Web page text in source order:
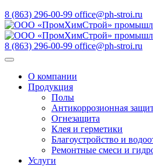
8 (863) 296-00-99 office@ph-stroi.ru
8 (863) 296-00-99 office@ph-stroi.ru
О компании
Продукция
Полы
Антикоррозионная
Огнезащита
Клея и герметики
Благоустройство и
Ремонтные смеси и
Услуги